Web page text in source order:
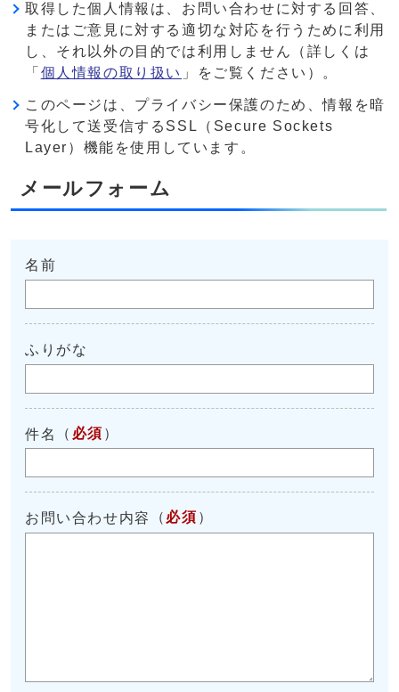
取得した個人情報は、お問い合わせに対する回答、
またはご意見に対する適切な対応を行うために利用
し、それ以外の目的では利用しません（詳しくは
「 個人情報の取り扱い 」をご覧ください）。
このページは、プライバシー保護のため、情報を暗
号化して送受信するSSL（Secure Sockets
Layer）機能を使用しています。
メールフォーム
名前
ふりがな
件名 （ 必須 ）
お問い合わせ内容 （ 必須 ）